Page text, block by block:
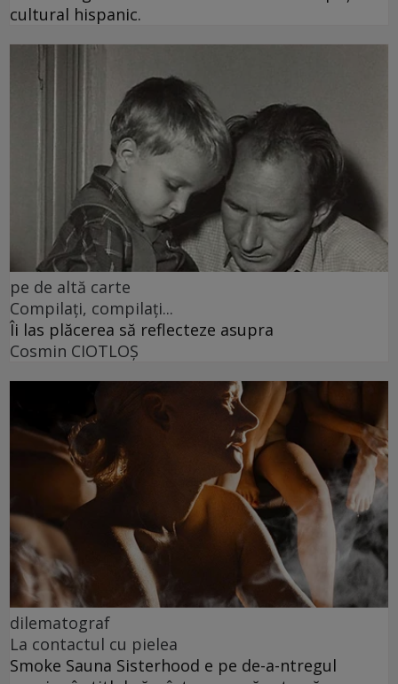
cultural hispanic.
pe de altă carte
Compilați, compilați...
Îi las plăcerea să reflecteze asupra
Cosmin CIOTLOŞ
dilematograf
La contactul cu pielea
Smoke Sauna Sisterhood e pe de-a-ntregul